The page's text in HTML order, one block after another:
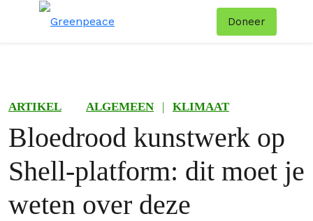
Doneer
ARTIKEL ALGEMEEN | KLIMAAT
Bloedrood kunstwerk op
Shell-platform: dit moet je
weten over deze